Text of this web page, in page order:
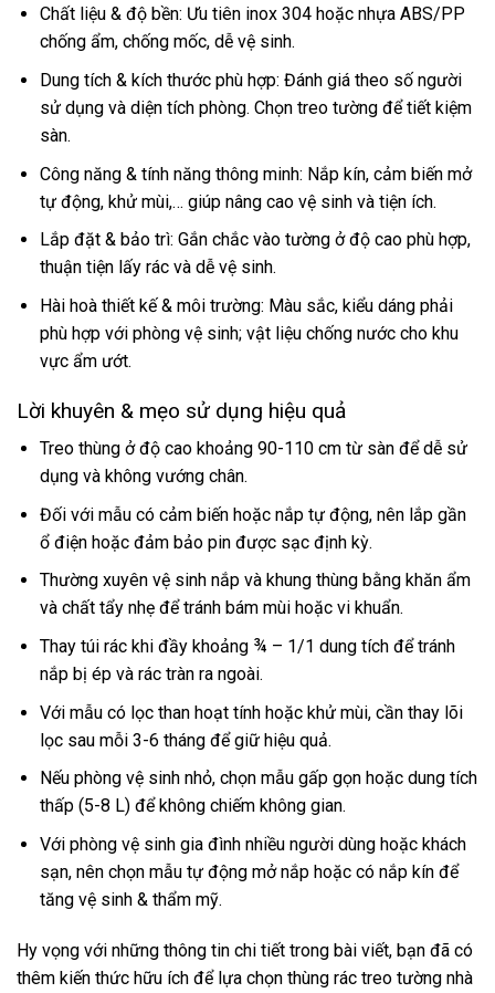
Chất liệu & độ bền: Ưu tiên inox 304 hoặc nhựa ABS/PP
chống ẩm, chống mốc, dễ vệ sinh.
Dung tích & kích thước phù hợp: Đánh giá theo số người
sử dụng và diện tích phòng. Chọn treo tường để tiết kiệm
sàn.
Công năng & tính năng thông minh: Nắp kín, cảm biến mở
tự động, khử mùi,… giúp nâng cao vệ sinh và tiện ích.
Lắp đặt & bảo trì: Gắn chắc vào tường ở độ cao phù hợp,
thuận tiện lấy rác và dễ vệ sinh.
Hài hoà thiết kế & môi trường: Màu sắc, kiểu dáng phải
phù hợp với phòng vệ sinh; vật liệu chống nước cho khu
vực ẩm ướt.
Lời khuyên & mẹo sử dụng hiệu quả
Treo thùng ở độ cao khoảng 90-110 cm từ sàn để dễ sử
dụng và không vướng chân.
Đối với mẫu có cảm biến hoặc nắp tự động, nên lắp gần
ổ điện hoặc đảm bảo pin được sạc định kỳ.
Thường xuyên vệ sinh nắp và khung thùng bằng khăn ẩm
và chất tẩy nhẹ để tránh bám mùi hoặc vi khuẩn.
Thay túi rác khi đầy khoảng ¾ – 1/1 dung tích để tránh
nắp bị ép và rác tràn ra ngoài.
Với mẫu có lọc than hoạt tính hoặc khử mùi, cần thay lõi
lọc sau mỗi 3-6 tháng để giữ hiệu quả.
Nếu phòng vệ sinh nhỏ, chọn mẫu gấp gọn hoặc dung tích
thấp (5-8 L) để không chiếm không gian.
Với phòng vệ sinh gia đình nhiều người dùng hoặc khách
sạn, nên chọn mẫu tự động mở nắp hoặc có nắp kín để
tăng vệ sinh & thẩm mỹ.
Hy vọng với những thông tin chi tiết trong bài viết, bạn đã có
thêm kiến thức hữu ích để lựa chọn thùng rác treo tường nhà